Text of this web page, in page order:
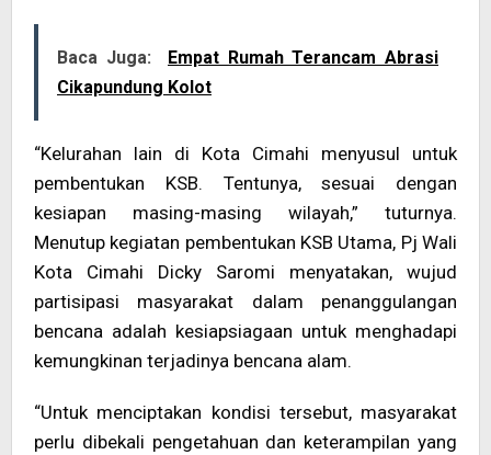
Baca Juga:
Empat Rumah Terancam Abrasi
Cikapundung Kolot
“Kelurahan lain di Kota Cimahi menyusul untuk
pembentukan KSB. Tentunya, sesuai dengan
kesiapan masing-masing wilayah,” tuturnya.
Menutup kegiatan pembentukan KSB Utama, Pj Wali
Kota Cimahi Dicky Saromi menyatakan, wujud
partisipasi masyarakat dalam penanggulangan
bencana adalah kesiapsiagaan untuk menghadapi
kemungkinan terjadinya bencana alam.
“Untuk menciptakan kondisi tersebut, masyarakat
perlu dibekali pengetahuan dan keterampilan yang